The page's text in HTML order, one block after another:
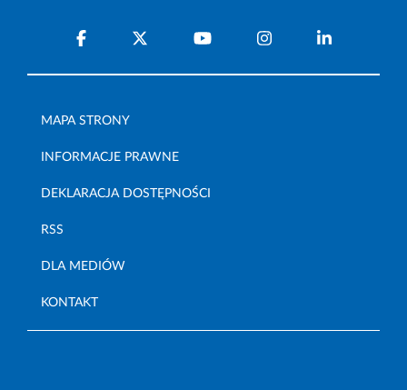
MAPA STRONY
INFORMACJE PRAWNE
DEKLARACJA DOSTĘPNOŚCI
RSS
DLA MEDIÓW
KONTAKT